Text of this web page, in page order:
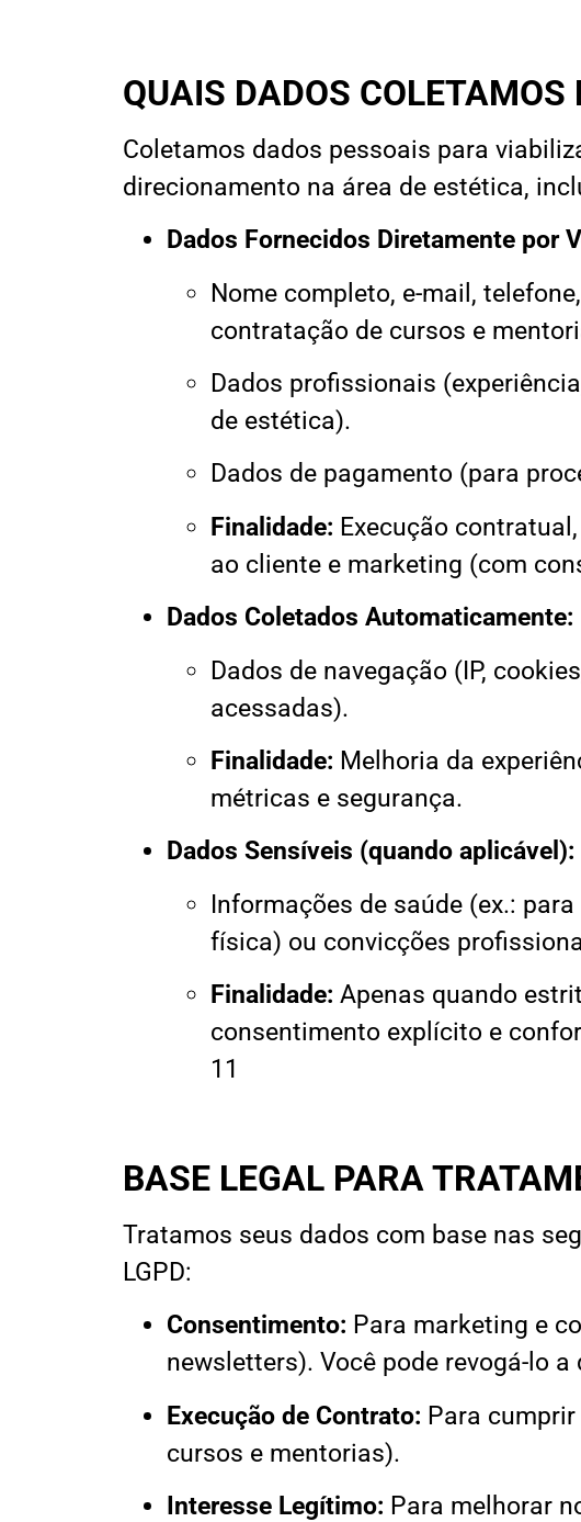
QUAIS DADOS COLETAMOS
Coletamos dados pessoais para
direcionamento na área de estética,
Dados Fornecidos Diretamente por
Nome completo, e-mail,
contratação de cursos e
Dados profissionais
de estética).
Dados de pagamento (para
Finalidade: Execução
ao cliente e marketing (com
Dados Coletados Automaticamente:
Dados de navegação (IP,
acessadas).
Finalidade: Melhoria da
métricas e segurança.
Dados Sensíveis (quando aplicável):
Informações de saúde (ex.:
física) ou convicções
Finalidade: Apenas quando
consentimento explícito e
11
BASE LEGAL PARA
Tratamos seus dados com base nas
LGPD:
Consentimento: Para marketing e
newsletters). Você pode revogá-lo
Execução de Contrato: Para
cursos e mentorias).
Interesse Legítimo: Para melhorar